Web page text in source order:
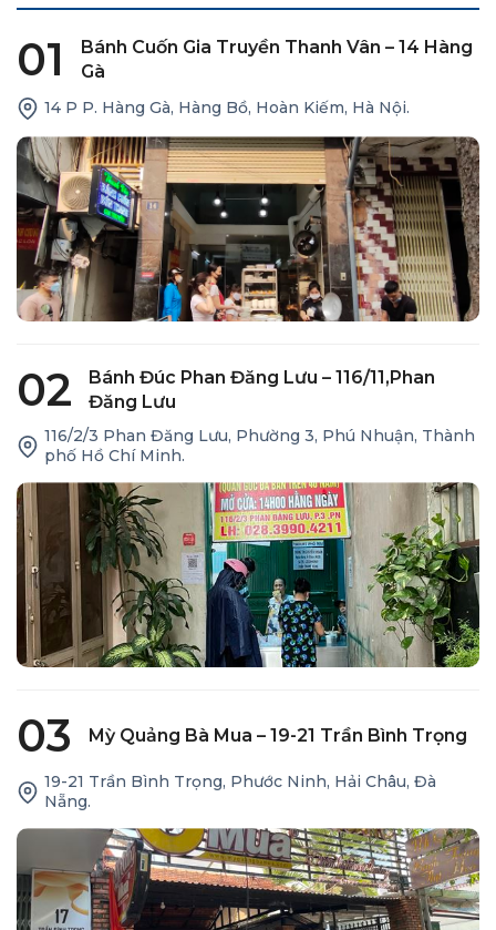
01
Bánh Cuốn Gia Truyền Thanh Vân – 14 Hàng
Gà
14 P P. Hàng Gà, Hàng Bồ, Hoàn Kiếm, Hà Nội.
02
Bánh Đúc Phan Đăng Lưu – 116/11,Phan
Đăng Lưu
116/2/3 Phan Đăng Lưu, Phường 3, Phú Nhuận, Thành
phố Hồ Chí Minh.
03 Mỳ Quảng Bà Mua – 19-21 Trần Bình Trọng
19-21 Trần Bình Trọng, Phước Ninh, Hải Châu, Đà
Nẵng.